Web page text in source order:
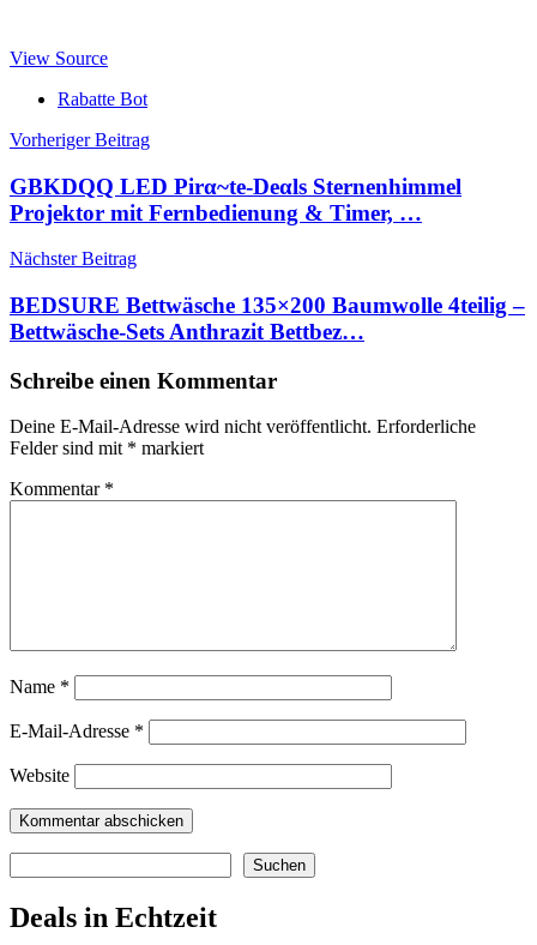
View Source
Rabatte Bot
Beitragsnavigation
Vorheriger Beitrag
GBKDQQ LED Pirα~tе-Dеαls Sternenhimmel
Projektor mit Fernbedienung & Timer, …
Nächster Beitrag
BEDSURE Bettwäsche 135×200 Baumwolle 4teilig –
Bettwäsche-Sets Anthrazit Bettbez…
Schreibe einen Kommentar
Deine E-Mail-Adresse wird nicht veröffentlicht. Erforderliche
Felder sind mit * markiert
Kommentar *
Name *
E-Mail-Adresse *
Website
Suchen
Deals in Echtzeit